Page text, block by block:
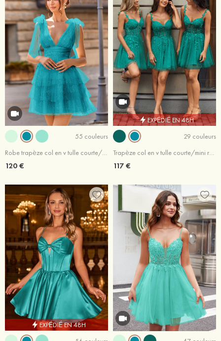
55 couleurs
Robe trapèze col en v tulle courte/mini robe de fête de la rentrée
120 €
EXPÉDIÉ EN 48H
29 couleurs
Trapèze col en v tulle courte/mini robe de fête de la rentrée
117 €
EXPÉDIÉ EN 48H